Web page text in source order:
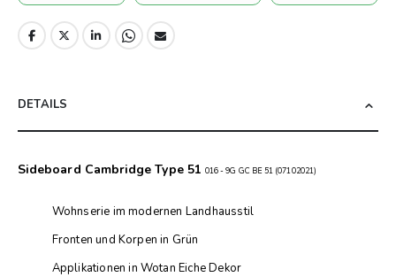
DETAILS
Sideboard Cambridge Type 51 016 - 9G GC BE 51 (07102021)
Wohnserie im modernen Landhausstil
Fronten und Korpen in Grün
Applikationen in Wotan Eiche Dekor